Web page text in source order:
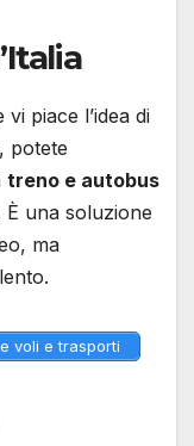
piace l’idea di
potete
treno e autobus
È una soluzione
ma
voli e trasporti